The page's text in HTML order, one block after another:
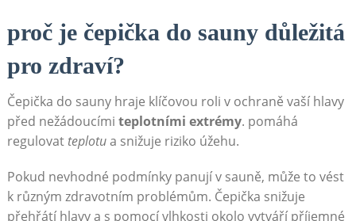
proč je čepička do sauny důležitá
pro zdraví?
Čepička do sauny hraje klíčovou roli v ochraně vaší hlavy
před nežádoucími teplotními extrémy. pomáhá
regulovat teplotua snižuje riziko úžehu.
Pokud nevhodné podmínky panují v sauně, může to vést
k různým zdravotním problémům. Čepička snižuje
přehřátí hlavy a s pomocí vlhkosti okolo vytváří příjemné